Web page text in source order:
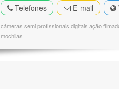
Telefones E-mail
câmeras semi profissionais digitais ação
mochilas